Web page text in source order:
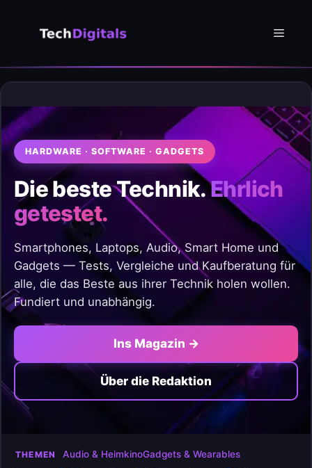
Menü
HARDWARE · SOFTWARE · GADGETS
Die beste Technik.Ehrlich
getestet.
Smartphones, Laptops, Audio, Smart Home und
Gadgets — Tests, Vergleiche und Kaufberatung für
alle, die das Beste aus ihrer Technik holen wollen.
Fundiert und unabhängig.
Ins Magazin →
Über die Redaktion
THEMEN Audio & HeimkinoGadgets & Wearables